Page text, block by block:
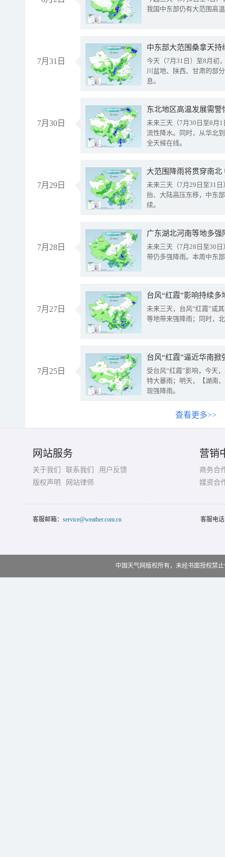
我国中东部仍有大范围高
7月31日
中东部大范围桑拿天
今天（7月31日）至8月初
川盆地、陕西、甘肃的部
息。
7月30日
东北地区高温发展需
未来三天（7月30日至8月
流性降水。同时，从华北
全天候在线。
7月29日
大范围降雨将贯穿南
未来三天（7月29日至31
抬、大陆高压东移，中东
续。
7月28日
广东湖北河南等地多
未来三天（7月28日至30
带仍多强降雨。本周中东
7月27日
台风“红霞”影响持续
未来三天，台风“红霞”或
等地带来强降雨；同时，
7月25日
台风“红霞”逼近华南
受台风“红霞”影响，今天
特大暴雨；明天，【湖南
现强降雨。
查看更多>>
网站服务
关于我们 联系我们
用户反馈
版权声明
网站律师
营销
商务合
媒资合
客服邮箱： service@weather.com.cn 客服电
中国天气网版权所有，未经书面授权